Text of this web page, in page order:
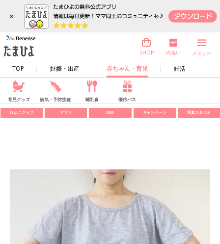
×
TOP 妊娠・出産 赤ちゃん・育児 妊活
SHOP 内祝い メニュー
育児グッズ 病気・予防接種 離乳食 優待パス
ひよこクラブ アプリ SNS キャンペーン 写真スタジオ